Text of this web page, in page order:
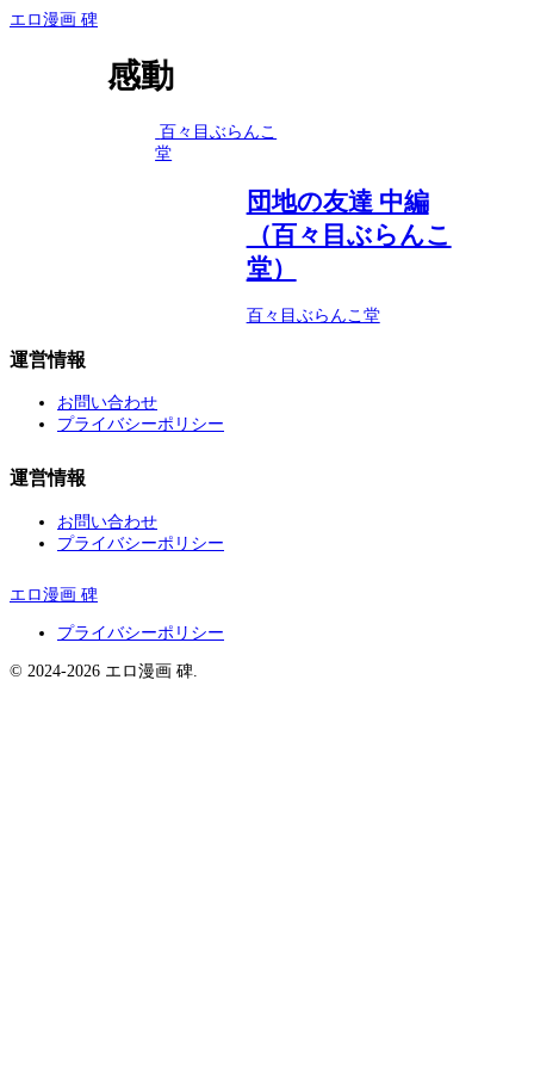
エロ漫画 碑
感動
百々目ぶらんこ
堂
団地の友達 中編
（百々目ぶらんこ
堂）
百々目ぶらんこ堂
運営情報
お問い合わせ
プライバシーポリシー
運営情報
お問い合わせ
プライバシーポリシー
エロ漫画 碑
プライバシーポリシー
© 2024-2026 エロ漫画 碑.